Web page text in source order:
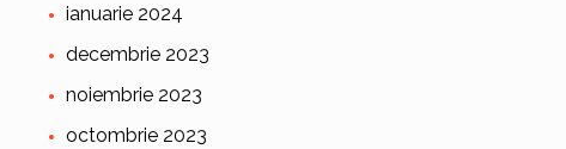
ianuarie 2024
decembrie 2023
noiembrie 2023
octombrie 2023